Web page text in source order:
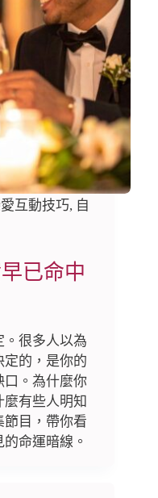
互動技巧, 自
已命中
很多人以為
定的，是你的
口。為什麼你
有些人明知
目，帶你看
命運暗線。